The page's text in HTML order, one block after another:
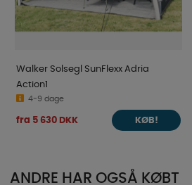
Walker Solsegl SunFlexx Adria
Action1
4-9 dage
fra 5 630 DKK KØB!
ANDRE HAR OGSÅ KØBT